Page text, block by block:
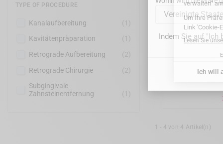
TYPE OF PROCEDURE
Kanalaufbereitung
(1)
Kavitätenpräparation
(1)
Retrograde Aufbereitung
(2)
Retrograde Chirurgie
(2)
Subgingivale
Zahnsteinentfernung
(1)
DTE
1 - 4 von 4 Artikel(n)
Vereinigte
Indem Sie auf "Ich